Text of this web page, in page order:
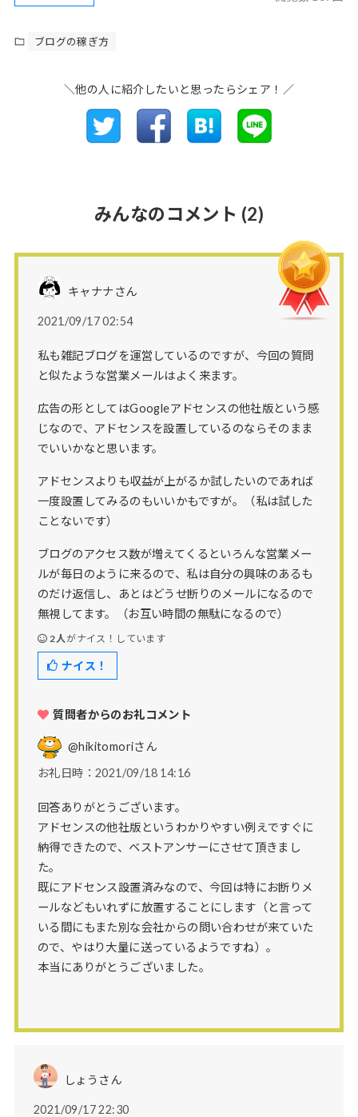
ブログの稼ぎ方
＼他の人に紹介したいと思ったらシェア！／
みんなのコメント (2)
キャナナさん
2021/09/17 02:54
私も雑記ブログを運営しているのですが、今回の質問
と似たような営業メールはよく来ます。
広告の形としてはGoogleアドセンスの他社版という感
じなので、アドセンスを設置しているのならそのまま
でいいかなと思います。
アドセンスよりも収益が上がるか試したいのであれば
一度設置してみるのもいいかもですが。（私は試した
ことないです）
ブログのアクセス数が増えてくるといろんな営業メー
ルが毎日のように来るので、私は自分の興味のあるも
のだけ返信し、あとはどうせ断りのメールになるので
無視してます。（お互い時間の無駄になるので）
2人がナイス！しています
ナイス！
質問者からのお礼コメント
@hikitomoriさん
お礼日時：2021/09/18 14:16
回答ありがとうございます。
アドセンスの他社版というわかりやすい例えですぐに
納得できたので、ベストアンサーにさせて頂きまし
た。
既にアドセンス設置済みなので、今回は特にお断りメ
ールなどもいれずに放置することにします（と言って
いる間にもまた別な会社からの問い合わせが来ていた
ので、やはり大量に送っているようですね）。
本当にありがとうございました。
しょうさん
2021/09/17 22:30